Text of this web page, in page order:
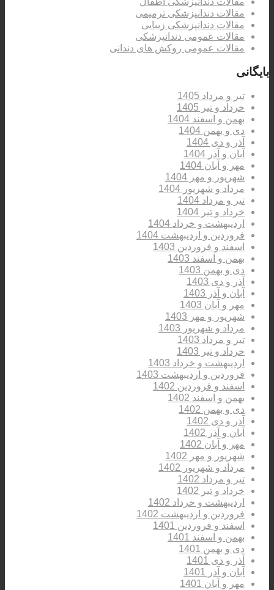
مقالات دندانپزشکی ترمیمی
مقالات دندانپزشکی زیبایی
مقالات عمومی دندانپزشکی
مقالات عمومی روکش های دندانی
بایگانی
تیر و مرداد 1405
خرداد و تیر 1405
بهمن و اسفند 1404
دی و بهمن 1404
آذر و دی 1404
آبان و آذر 1404
مهر و آبان 1404
شهریور و مهر 1404
مرداد و شهریور 1404
تیر و مرداد 1404
خرداد و تیر 1404
اردیبهشت و خرداد 1404
فروردین و اردیبهشت 1404
اسفند و فروردین 1403
بهمن و اسفند 1403
دی و بهمن 1403
آذر و دی 1403
آبان و آذر 1403
مهر و آبان 1403
شهریور و مهر 1403
مرداد و شهریور 1403
تیر و مرداد 1403
خرداد و تیر 1403
اردیبهشت و خرداد 1403
فروردین و اردیبهشت 1403
اسفند و فروردین 1402
بهمن و اسفند 1402
دی و بهمن 1402
آذر و دی 1402
آبان و آذر 1402
مهر و آبان 1402
شهریور و مهر 1402
مرداد و شهریور 1402
تیر و مرداد 1402
خرداد و تیر 1402
اردیبهشت و خرداد 1402
فروردین و اردیبهشت 1402
اسفند و فروردین 1401
بهمن و اسفند 1401
دی و بهمن 1401
آذر و دی 1401
آبان و آذر 1401
مهر و آبان 1401